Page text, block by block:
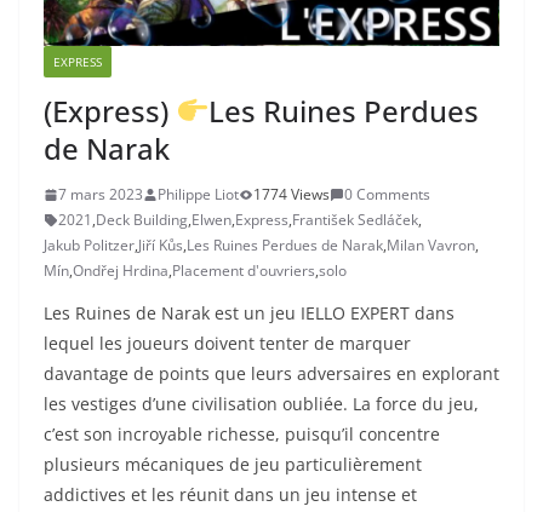
EXPRESS
(Express)
Les Ruines Perdues
de Narak
7 mars 2023 Philippe Liot 1774 Views
0 Comments
2021,Deck Building,Elwen,Express,František Sedláček,
Jakub Politzer,Jiří Kůs,Les Ruines Perdues de Narak,Milan Vavron,
Mín,Ondřej Hrdina,Placement d'ouvriers,solo
Les Ruines de Narak est un jeu IELLO EXPERT dans
lequel les joueurs doivent tenter de marquer
davantage de points que leurs adversaires en explorant
les vestiges d’une civilisation oubliée. La force du jeu,
c’est son incroyable richesse, puisqu’il concentre
plusieurs mécaniques de jeu particulièrement
addictives et les réunit dans un jeu intense et